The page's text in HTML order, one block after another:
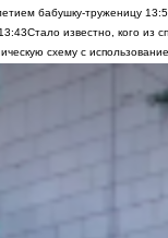
бабушку-труженицу
Стало известно, кого из
схему с